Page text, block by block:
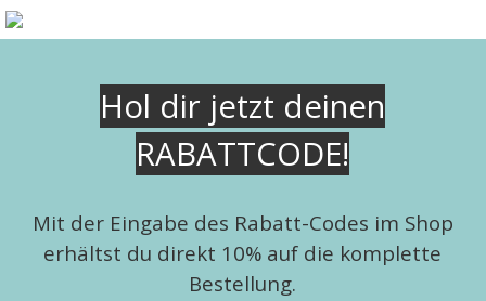
Direkt zum Seiteninhalt
Hol dir jetzt deinen
RABATTCODE!
Mit der Eingabe des Rabatt-Codes im Shop
erhältst du direkt 10% auf die komplette
Bestellung.